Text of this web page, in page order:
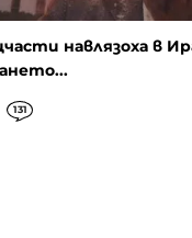
навлязоха в
131